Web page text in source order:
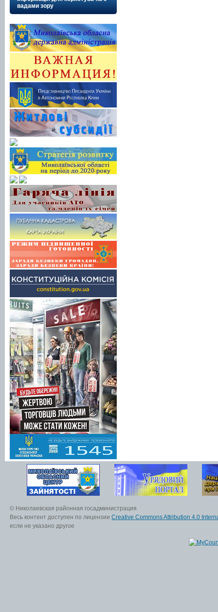
вадами зору
© Николаевская районная госадминистрация
Весь контент доступен по лицензии Creative Commons Attribution 4.0
если не указано другое